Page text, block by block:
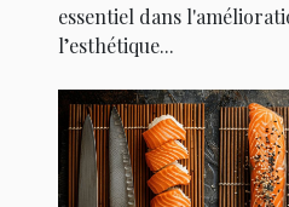
essentiel dans
l’esthétique...